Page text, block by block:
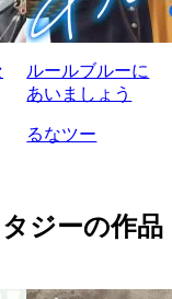
ルールブルーに
あいましょう
るなツー
ジーの作品